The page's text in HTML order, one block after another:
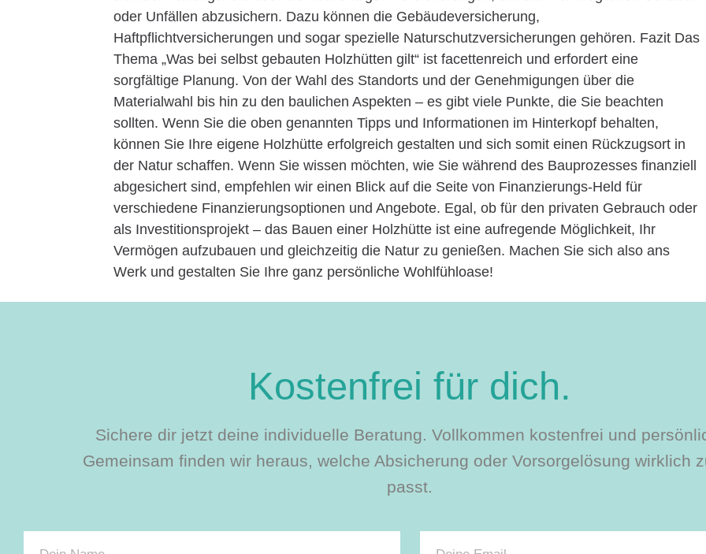
oder Unfällen abzusichern. Dazu können die Gebäudeversicherung,
Haftpflichtversicherungen und sogar spezielle Naturschutzversicherungen gehören. Fazit Das
Thema „Was bei selbst gebauten Holzhütten gilt“ ist facettenreich und erfordert eine
sorgfältige Planung. Von der Wahl des Standorts und der Genehmigungen über die
Materialwahl bis hin zu den baulichen Aspekten – es gibt viele Punkte, die Sie beachten
sollten. Wenn Sie die oben genannten Tipps und Informationen im Hinterkopf behalten,
können Sie Ihre eigene Holzhütte erfolgreich gestalten und sich somit einen Rückzugsort in
der Natur schaffen. Wenn Sie wissen möchten, wie Sie während des Bauprozesses finanziell
abgesichert sind, empfehlen wir einen Blick auf die Seite von Finanzierungs-Held für
verschiedene Finanzierungsoptionen und Angebote. Egal, ob für den privaten Gebrauch oder
als Investitionsprojekt – das Bauen einer Holzhütte ist eine aufregende Möglichkeit, Ihr
Vermögen aufzubauen und gleichzeitig die Natur zu genießen. Machen Sie sich also ans
Werk und gestalten Sie Ihre ganz persönliche Wohlfühloase!
Kostenfrei für dich.
Sichere dir jetzt deine individuelle Beratung. Vollkommen kostenfrei und
Gemeinsam finden wir heraus, welche Absicherung oder Vorsorgelösung wirklich
passt.